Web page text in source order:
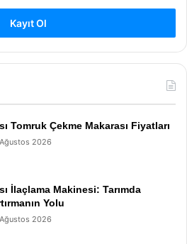
Kayıt Ol
Tomruk Çekme Makarası Fiyatları
2026
İlaçlama Makinesi: Tarımda
Yolu
2026